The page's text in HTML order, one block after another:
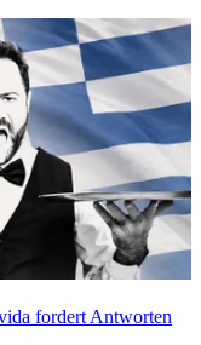
fordert Antworten